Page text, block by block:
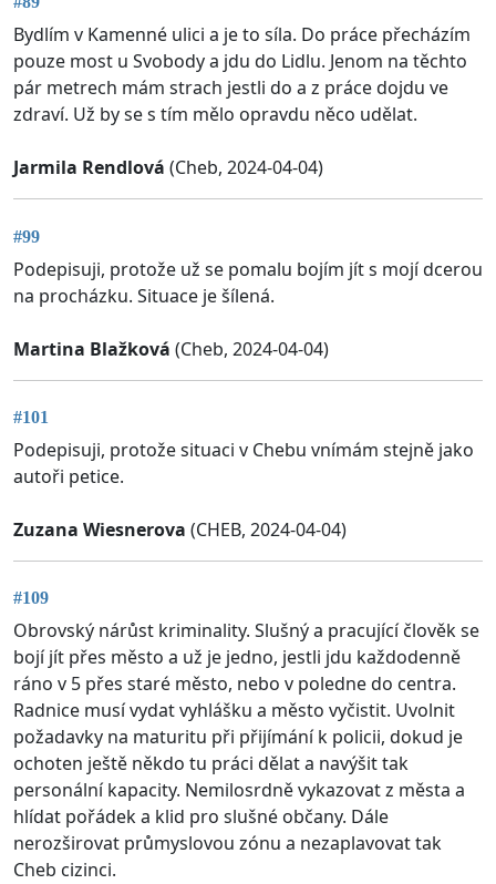
Bydlím v Kamenné ulici a je to síla. Do práce přecházím
pouze most u Svobody a jdu do Lidlu. Jenom na těchto
pár metrech mám strach jestli do a z práce dojdu ve
zdraví. Už by se s tím mělo opravdu něco udělat.
Jarmila Rendlová (Cheb, 2024-04-04)
#99
Podepisuji, protože už se pomalu bojím jít s mojí dcerou
na procházku. Situace je šílená.
Martina Blažková (Cheb, 2024-04-04)
#101
Podepisuji, protože situaci v Chebu vnímám stejně jako
autoři petice.
Zuzana Wiesnerova (CHEB, 2024-04-04)
#109
Obrovský nárůst kriminality. Slušný a pracující člověk se
bojí jít přes město a už je jedno, jestli jdu každodenně
ráno v 5 přes staré město, nebo v poledne do centra.
Radnice musí vydat vyhlášku a město vyčistit. Uvolnit
požadavky na maturitu při přijímání k policii, dokud je
ochoten ještě někdo tu práci dělat a navýšit tak
personální kapacity. Nemilosrdně vykazovat z města a
hlídat pořádek a klid pro slušné občany. Dále
nerozširovat průmyslovou zónu a nezaplavovat tak
Cheb cizinci.